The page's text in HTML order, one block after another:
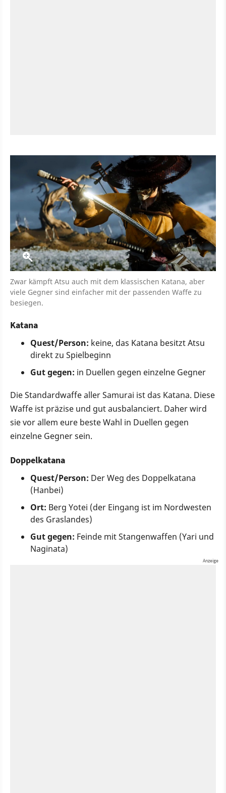
Zwar kämpft Atsu auch mit dem klassischen Katana, aber
viele Gegner sind einfacher mit der passenden Waffe zu
besiegen.
Katana
Quest/Person: keine, das Katana besitzt Atsu
direkt zu Spielbeginn
Gut gegen: in Duellen gegen einzelne Gegner
Die Standardwaffe aller Samurai ist das Katana. Diese
Waffe ist präzise und gut ausbalanciert. Daher wird
sie vor allem eure beste Wahl in Duellen gegen
einzelne Gegner sein.
Doppelkatana
Quest/Person: Der Weg des Doppelkatana
(Hanbei)
Ort: Berg Yotei (der Eingang ist im Nordwesten
des Graslandes)
Gut gegen: Feinde mit Stangenwaffen (Yari und
Naginata)